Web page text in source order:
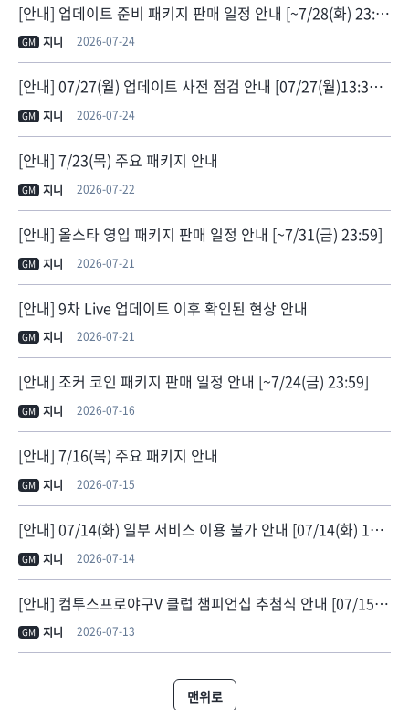
[안내] 업데이트 준비 패키지 판매 일정 안내 [~7/28(화) 23:59]
GM 지니 2026-07-24
[안내] 07/27(월) 업데이트 사전 점검 안내 [07/27(월)13:30 점검 종료]
GM 지니 2026-07-24
[안내] 7/23(목) 주요 패키지 안내
GM 지니 2026-07-22
[안내] 올스타 영입 패키지 판매 일정 안내 [~7/31(금) 23:59]
GM 지니 2026-07-21
[안내] 9차 Live 업데이트 이후 확인된 현상 안내
GM 지니 2026-07-21
[안내] 조커 코인 패키지 판매 일정 안내 [~7/24(금) 23:59]
GM 지니 2026-07-16
[안내] 7/16(목) 주요 패키지 안내
GM 지니 2026-07-15
[안내] 07/14(화) 일부 서비스 이용 불가 안내 [07/14(화) 14:50 정상화]
GM 지니 2026-07-14
[안내] 컴투스프로야구V 클럽 챔피언십 추첨식 안내 [07/15 19:07 추첨 결과 대진표 갱신]
GM 지니 2026-07-13
맨위로